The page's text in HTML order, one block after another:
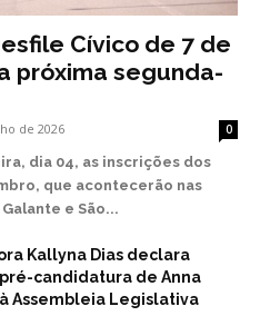
Cívico de 7 de
próxima segunda-
de 2026 0
dia 04, as inscrições dos
que acontecerão nas
e São...
Kallyna Dias declara
candidatura de Anna
Assembleia Legislativa